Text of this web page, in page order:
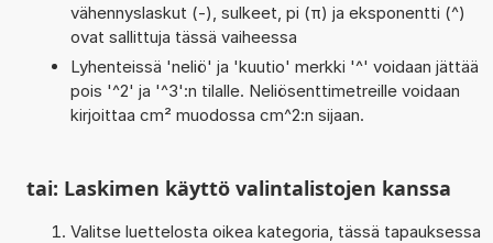
vähennyslaskut (-), sulkeet, pi (π) ja eksponentti (^)
ovat sallittuja tässä vaiheessa
Lyhenteissä 'neliö' ja 'kuutio' merkki '^' voidaan jättää
pois '^2' ja '^3':n tilalle. Neliösenttimetreille voidaan
kirjoittaa cm² muodossa cm^2:n sijaan.
tai: Laskimen käyttö valintalistojen kanssa
Valitse luettelosta oikea kategoria, tässä tapauksessa